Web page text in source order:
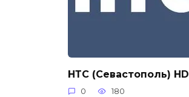
НТС (Севастополь) HD
0 180